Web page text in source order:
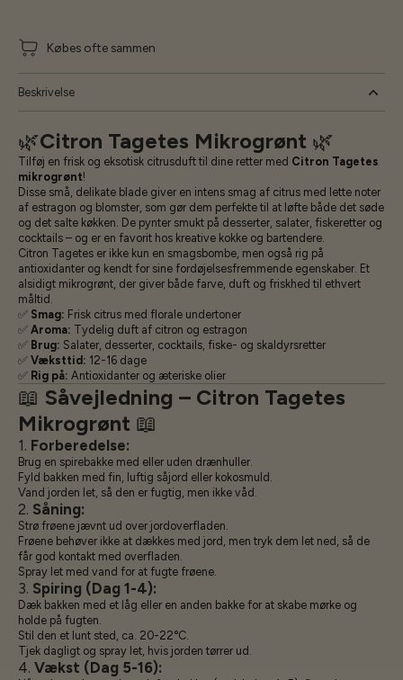
Købes ofte sammen
Beskrivelse
🌿Citron Tagetes Mikrogrønt 🌿
Tilføj en frisk og eksotisk citrusduft til dine retter med Citron Tagetes
mikrogrønt!
Disse små, delikate blade giver en intens smag af citrus med lette noter
af estragon og blomster, som gør dem perfekte til at løfte både det søde
og det salte køkken. De pynter smukt på desserter, salater, fiskeretter og
cocktails – og er en favorit hos kreative kokke og bartendere.
Citron Tagetes er ikke kun en smagsbombe, men også rig på
antioxidanter og kendt for sine fordøjelsesfremmende egenskaber. Et
alsidigt mikrogrønt, der giver både farve, duft og friskhed til ethvert
måltid.
✅ Smag: Frisk citrus med florale undertoner
✅ Aroma: Tydelig duft af citron og estragon
✅ Brug: Salater, desserter, cocktails, fiske- og skaldyrsretter
✅ Væksttid: 12-16 dage
✅ Rig på: Antioxidanter og æteriske olier
📖 Såvejledning – Citron Tagetes
Mikrogrønt 📖
1. Forberedelse:
Brug en spirebakke med eller uden drænhuller.
Fyld bakken med fin, luftig såjord eller kokosmuld.
Vand jorden let, så den er fugtig, men ikke våd.
2. Såning:
Strø frøene jævnt ud over jordoverfladen.
Frøene behøver ikke at dækkes med jord, men tryk dem let ned, så de
får god kontakt med overfladen.
Spray let med vand for at fugte frøene.
3. Spiring (Dag 1-4):
Dæk bakken med et låg eller en anden bakke for at skabe mørke og
holde på fugten.
Stil den et lunt sted, ca. 20-22°C.
Tjek dagligt og spray let, hvis jorden tørrer ud.
4. Vækst (Dag 5-16):